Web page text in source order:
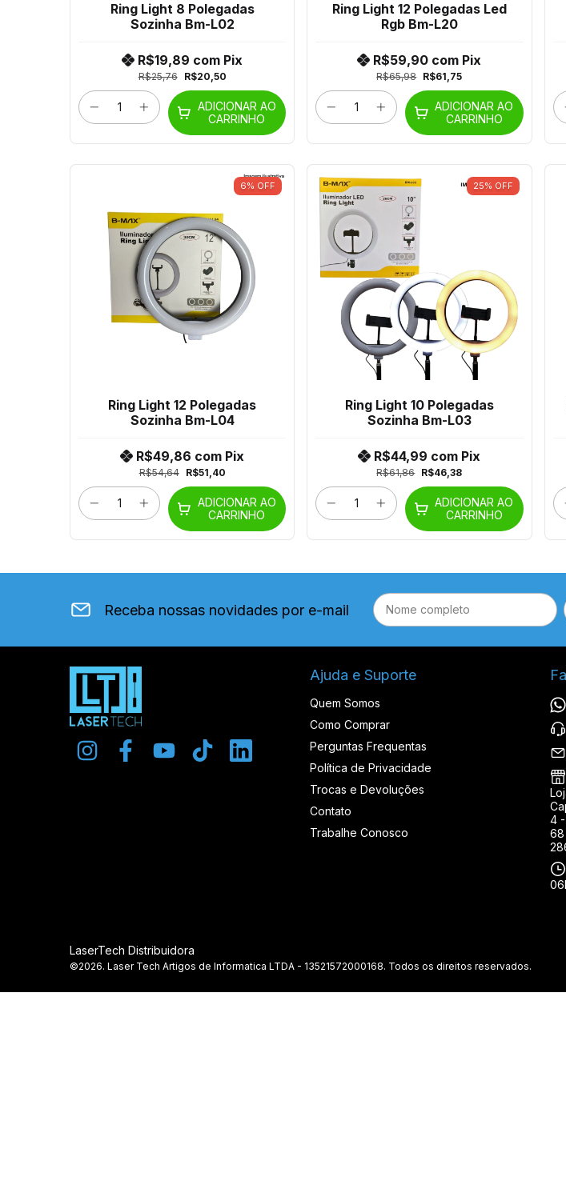
Ring Light 8 Polegadas
Sozinha Bm-L02
R$25,76 R$20,50
R$19,89 com Pix
ADICIONAR AO
CARRINHO
Ring Light 12 Polegadas Led
Rgb Bm-L20
R$65,98 R$61,75
R$59,90 com Pix
ADICIONAR AO
CARRINHO
6% OFF
Ring Light 12 Polegadas
Sozinha Bm-L04
R$54,64 R$51,40
R$49,86 com Pix
ADICIONAR AO
CARRINHO
25% OFF
Ring Light 10 Polegadas
Sozinha Bm-L03
R$61,86 R$46,38
R$44,99 com Pix
ADICIONAR AO
CARRINHO
Receba nossas novidades por e-mail
Ajuda e Suporte
Quem Somos
Como Comprar
Perguntas Frequentas
Política de Privacidade
Trocas e Devoluções
Contato
Trabalhe Conosco
4 -
68
LaserTech Distribuidora
©2026. Laser Tech Artigos de Informatica LTDA - 13521572000168. Todos os direitos reservados.